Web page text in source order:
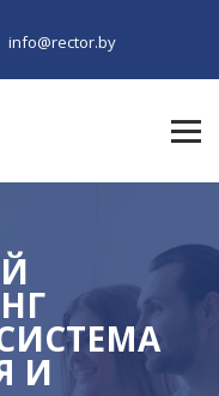
info@rector.by
И